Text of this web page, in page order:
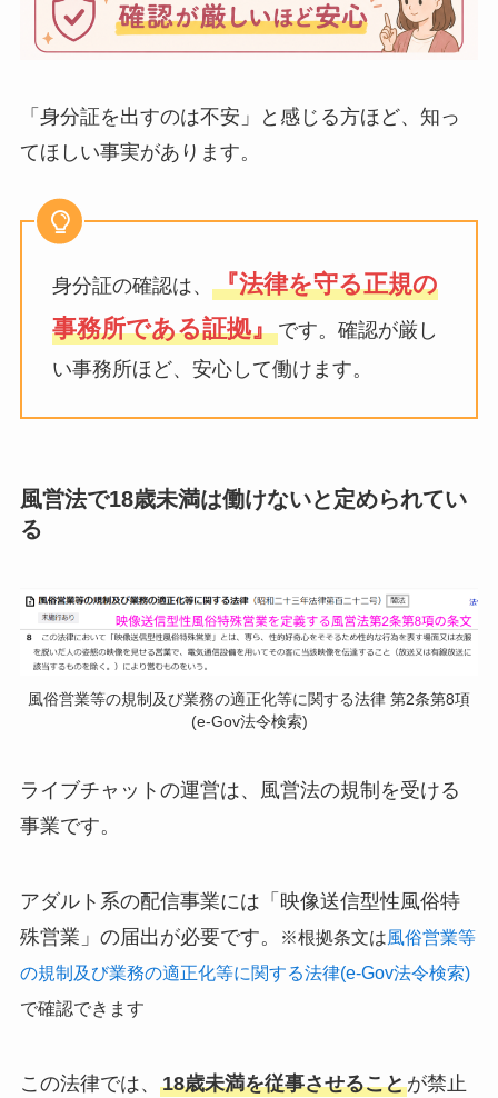
「身分証を出すのは不安」と感じる方ほど、知っ
てほしい事実があります。
身分証の確認は、 『法律を守る正規の
事務所である証拠』です。確認が厳し
い事務所ほど、安心して働けます。
風営法で18歳未満は働けないと定められてい
る
風俗営業等の規制及び業務の適正化等に関する法律 第2条第8項
(e-Gov法令検索)
ライブチャットの運営は、風営法の規制を受ける
事業です。
アダルト系の配信事業には「映像送信型性風俗特
殊営業」の届出が必要です。
※根拠条文は風俗営業等
の規制及び業務の適正化等に関する法律(e-Gov法令検索)
で確認できます
この法律では、 18歳未満を従事させることが禁止